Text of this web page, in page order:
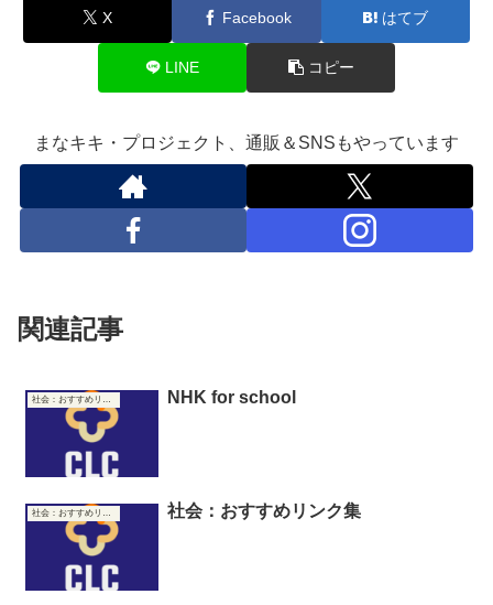
X Facebook はてブ
LINE コピー
まなキキ・プロジェクト、通販＆SNSもやっています
関連記事
社会：おすすめリンク集 NHK for school
社会：おすすめリンク集 社会：おすすめリンク集